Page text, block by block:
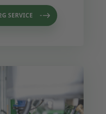
SERVICE